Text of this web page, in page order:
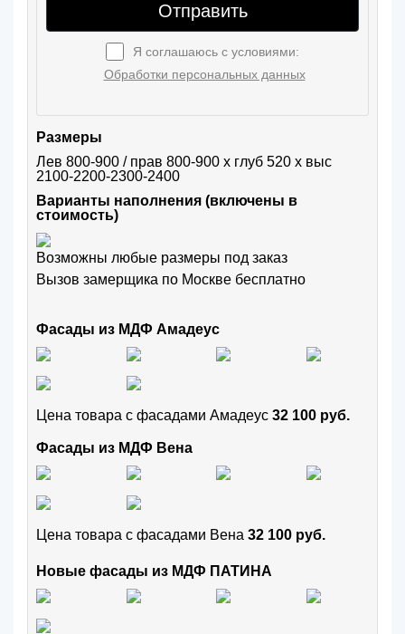
Отправить
Я соглашаюсь с условиями:
Обработки персональных данных
Размеры
Лев 800-900 / прав 800-900 х глуб 520 х выс
2100-2200-2300-2400
Варианты наполнения (включены в
стоимость)
Возможны любые размеры под заказ
Вызов замерщика по Москве бесплатно
Фасады из МДФ Амадеус
Цена товара с фасадами Амадеус 32 100 руб.
Фасады из МДФ Вена
Цена товара с фасадами Вена 32 100 руб.
Новые фасады из МДФ ПАТИНА